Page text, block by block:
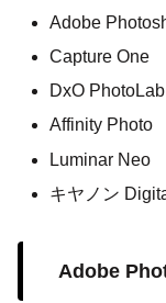
Adobe
Capture One
DxO PhotoLab
Affinity Photo
Luminar Neo
キヤノン
Adobe